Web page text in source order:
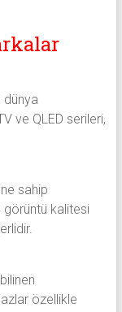
ve QLED serileri,
sahip
görüntü kalitesi
özellikle